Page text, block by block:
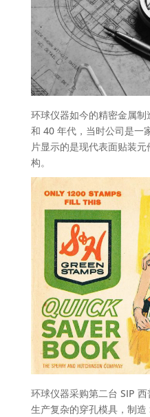
环球仪器如今的精密金属
和 40 年代，当时公司是一
片显示的是现代表面贴装
构。
环球仪器采购第二台 SIP
生产复杂的穿孔模具，制